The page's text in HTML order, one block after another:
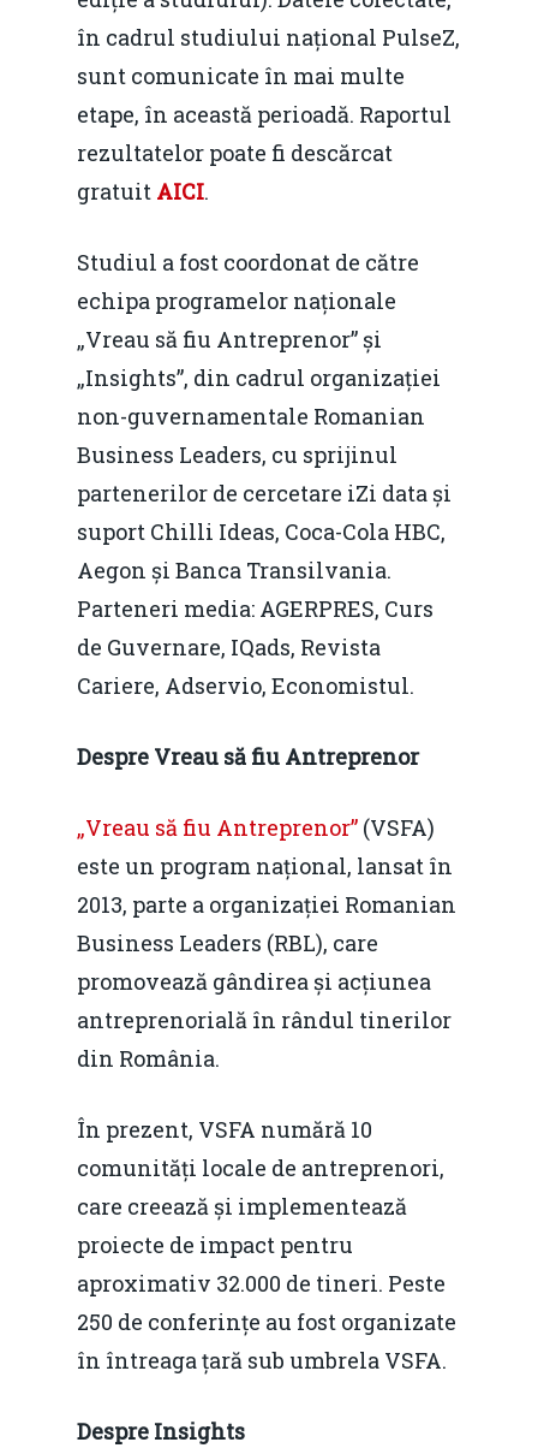
în cadrul studiului național PulseZ,
sunt comunicate în mai multe
etape, în această perioadă. Raportul
rezultatelor poate fi descărcat
gratuit AICI.
Studiul a fost coordonat de către
echipa programelor naționale
„Vreau să fiu Antreprenor” și
„Insights”, din cadrul organizației
non-guvernamentale Romanian
Business Leaders, cu sprijinul
partenerilor de cercetare iZi data și
suport Chilli Ideas, Coca-Cola HBC,
Aegon și Banca Transilvania.
Parteneri media: AGERPRES, Curs
de Guvernare, IQads, Revista
Cariere, Adservio, Economistul.
Despre Vreau să fiu Antreprenor
„Vreau să fiu Antreprenor” (VSFA)
este un program național, lansat în
2013, parte a organizației Romanian
Business Leaders (RBL), care
promovează gândirea și acțiunea
antreprenorială în rândul tinerilor
din România.
În prezent, VSFA numără 10
comunități locale de antreprenori,
care creează și implementează
proiecte de impact pentru
aproximativ 32.000 de tineri. Peste
250 de conferințe au fost organizate
în întreaga țară sub umbrela VSFA.
Despre Insights